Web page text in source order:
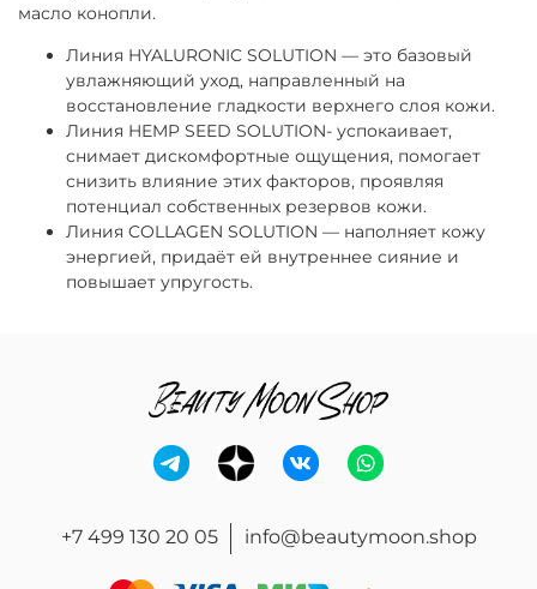
масло конопли.
Линия HYALURONIC SOLUTION — это базовый
увлажняющий уход, направленный на
восстановление гладкости верхнего слоя кожи.
Линия HEMP SEED SOLUTION- успокаивает,
снимает дискомфортные ощущения, помогает
снизить влияние этих факторов, проявляя
потенциал собственных резервов кожи.
Линия COLLAGEN SOLUTION — наполняет кожу
энергией, придаёт ей внутреннее сияние и
повышает упругость.
+7 499 130 20 05 info@beautymoon.shop